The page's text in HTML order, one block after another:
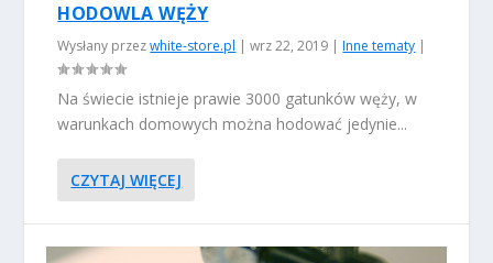
HODOWLA WĘŻY
Wysłany przezwhite-store.pl |wrz 22, 2019 |Inne tematy |
Na świecie istnieje prawie 3000 gatunków węży, w
warunkach domowych można hodować jedynie...
CZYTAJ WIĘCEJ